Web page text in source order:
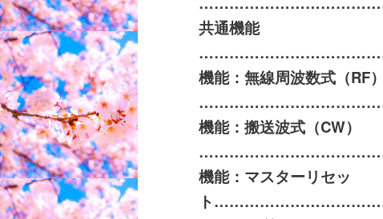
共通機能
機能：無線周波数式（RF）
機能：搬送波式（CW）
機能：マスターリセッ
ト